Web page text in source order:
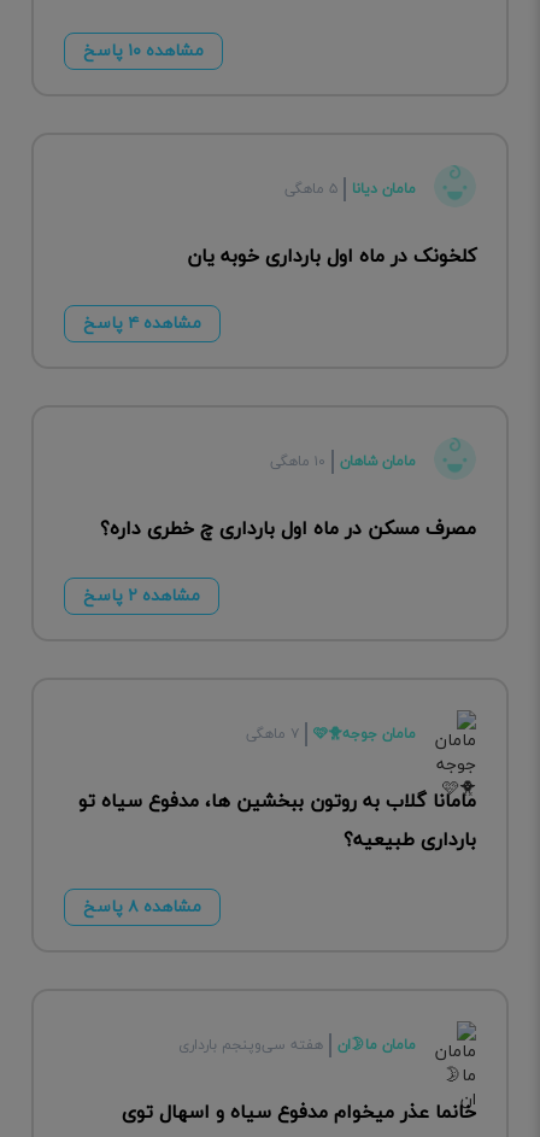
مشاهده ۱۰ پاسخ
مامان دیانا ۵ ماهگی
کلخونک در ماه اول بارداری خوبه یان
مشاهده ۴ پاسخ
مامان شاهان ۱۰ ماهگی
مصرف مسکن در ماه اول بارداری چ خطری داره؟
مشاهده ۲ پاسخ
مامان جوجه🐥🩷 ۷ ماهگی
مامانا گلاب به روتون ببخشین ها، مدفوع سیاه تو
بارداری طبیعیه؟
مشاهده ۸ پاسخ
مامان ما🌛ان هفته سی‌وپنجم بارداری
خانما عذر میخوام مدفوع سیاه و اسهال توی